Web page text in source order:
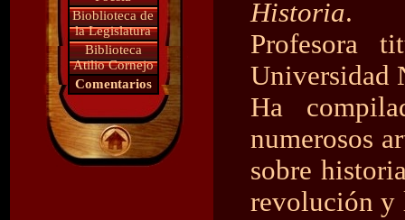
Bioblioteca de
la Legislatura
Biblioteca
Atilio Cornejo
Comentarios
Historia.
Profesora
Universidad
Ha
numerosos
sobre
revolución y